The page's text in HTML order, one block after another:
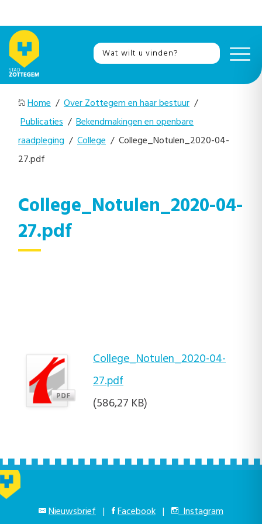
Home / Over Zottegem en haar bestuur /
Publicaties / Bekendmakingen en openbare
raadpleging / College / College_Notulen_2020-04-
27.pdf
College_Notulen_2020-04-
27.pdf
College_Notulen_2020-04-
27.pdf
(586,27 KB)
Nieuwsbrief | Facebook | Instagram